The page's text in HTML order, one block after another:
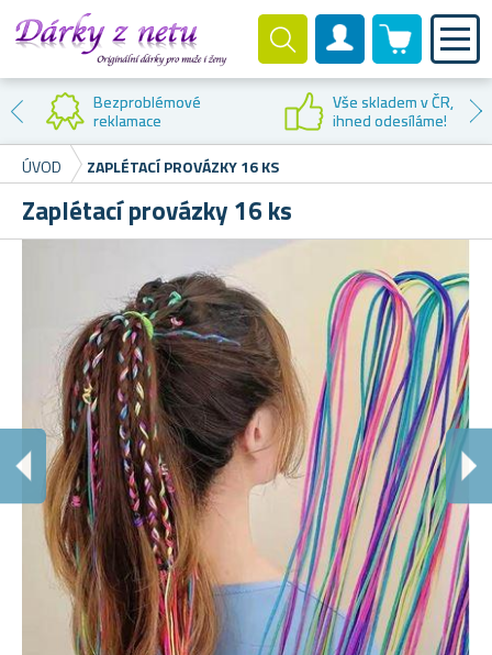
Zákaznický účet
0 produktů
Bezproblémové
reklamace
Vše skladem v ČR,
ihned odesíláme!
ÚVOD
ZAPLÉTACÍ PROVÁZKY 16 KS
Zaplétací provázky 16 ks